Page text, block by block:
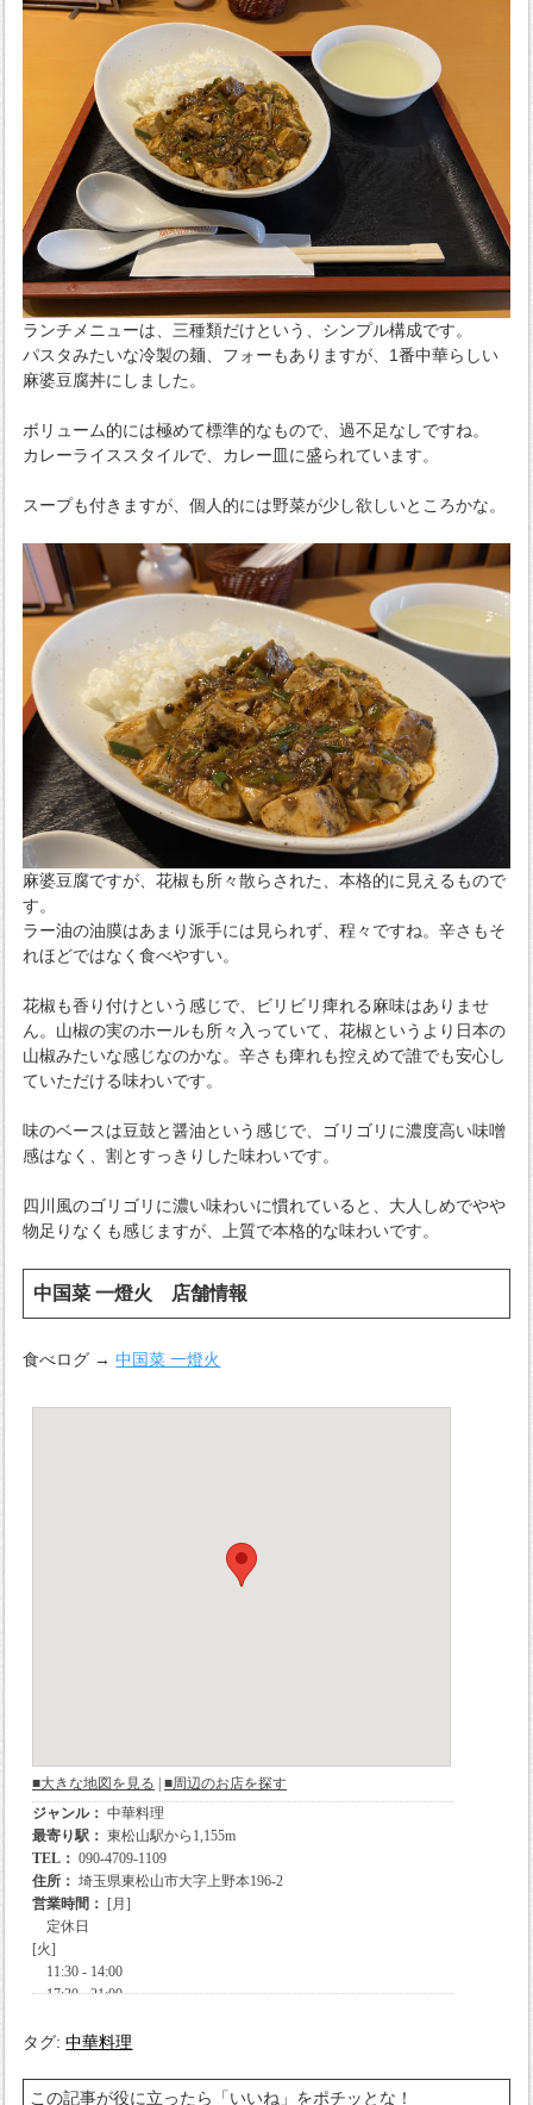
ランチメニューは、三種類だけという、シンプル構成です。
パスタみたいな冷製の麺、フォーもありますが、1番中華らしい
麻婆豆腐丼にしました。
ボリューム的には極めて標準的なもので、過不足なしですね。
カレーライススタイルで、カレー皿に盛られています。
スープも付きますが、個人的には野菜が少し欲しいところかな。
麻婆豆腐ですが、花椒も所々散らされた、本格的に見えるもので
す。
ラー油の油膜はあまり派手には見られず、程々ですね。辛さもそ
れほどではなく食べやすい。
花椒も香り付けという感じで、ビリビリ痺れる麻味はありませ
ん。山椒の実のホールも所々入っていて、花椒というより日本の
山椒みたいな感じなのかな。辛さも痺れも控えめで誰でも安心し
ていただける味わいです。
味のベースは豆鼓と醤油という感じで、ゴリゴリに濃度高い味噌
感はなく、割とすっきりした味わいです。
四川風のゴリゴリに濃い味わいに慣れていると、大人しめでやや
物足りなくも感じますが、上質で本格的な味わいです。
中国菜 一燈火 店舗情報
食べログ →中国菜 一燈火
タグ:中華料理
この記事が役に立ったら「いいね」をポチッとな！